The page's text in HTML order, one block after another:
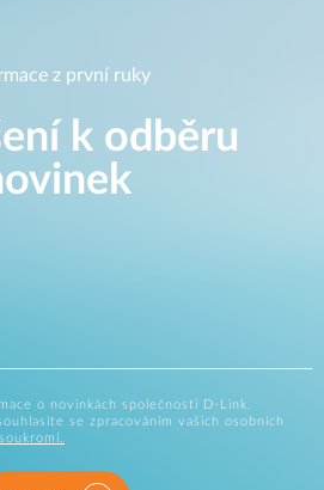
z první ruky
k odběru
o novinkách společnosti D-Link.
se zpracováním vašich osobních